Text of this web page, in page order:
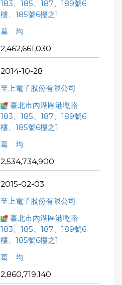
183、185、187、189號6
樓、185號6樓之1
葛 均
2,462,661,030
2014-10-28
至上電子股份有限公司
臺北市內湖區港墘路
183、185、187、189號6
樓、185號6樓之1
葛 均
2,534,734,900
2015-02-03
至上電子股份有限公司
臺北市內湖區港墘路
183、185、187、189號6
樓、185號6樓之1
葛 均
2,860,719,140